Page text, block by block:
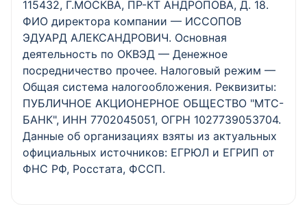
115432, Г.МОСКВА, ПР-КТ АНДРОПОВА, Д. 18.
ФИО директора компании — ИССОПОВ
ЭДУАРД АЛЕКСАНДРОВИЧ. Основная
деятельность по ОКВЭД — Денежное
посредничество прочее. Налоговый режим —
Общая система налогообложения. Реквизиты:
ПУБЛИЧНОЕ АКЦИОНЕРНОЕ ОБЩЕСТВО "МТС-
БАНК", ИНН 7702045051, ОГРН 1027739053704.
Данные об организациях взяты из актуальных
официальных источников: ЕГРЮЛ и ЕГРИП от
ФНС РФ, Росстата, ФССП.